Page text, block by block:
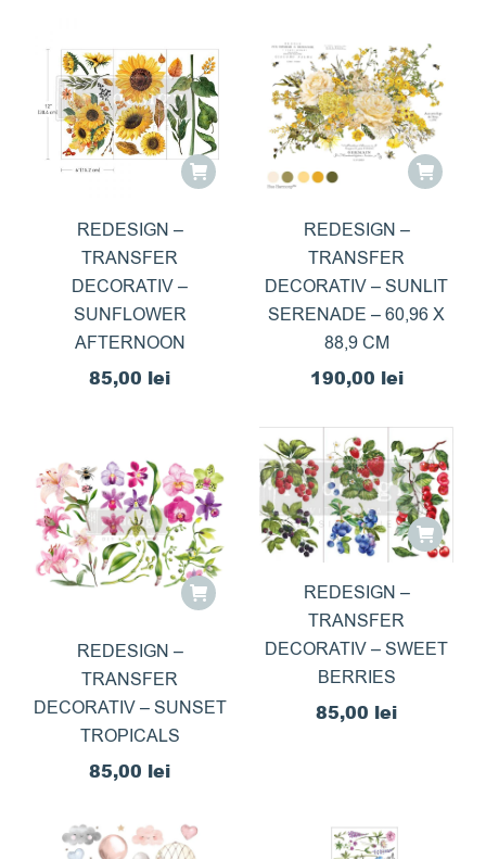
REDESIGN –
TRANSFER
DECORATIV –
SUNFLOWER
AFTERNOON
85,00 lei
REDESIGN –
TRANSFER
DECORATIV – SUNLIT
SERENADE – 60,96 X
88,9 CM
190,00 lei
REDESIGN –
TRANSFER
DECORATIV – SUNSET
TROPICALS
85,00 lei
REDESIGN –
TRANSFER
DECORATIV – SWEET
BERRIES
85,00 lei